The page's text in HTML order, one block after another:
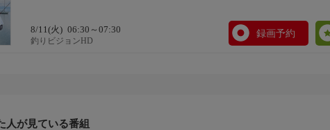
8/11(火) 06:30～07:30
釣りビジョンHD
録画予約
人が見ている番組